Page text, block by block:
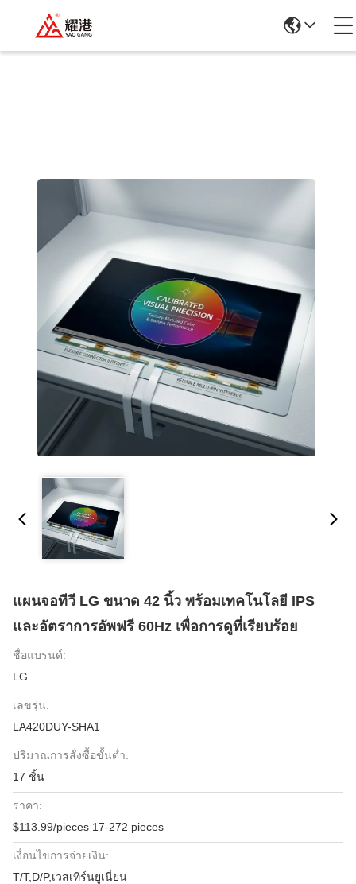
แผนจอทีวี LG ขนาด 42 นิ้ว พร้อมเทคโนโลยี IPS
และอัตราการอัพฟรี 60Hz เพื่อการดูที่เรียบร้อย
ชื่อแบรนด์:
LG
เลขรุ่น:
LA420DUY-SHA1
ปริมาณการสั่งซื้อขั้นต่ำ:
17 ชิ้น
ราคา:
$113.99/pieces 17-272 pieces
เงื่อนไขการจ่ายเงิน:
T/T,D/P,เวสเทิร์นยูเนี่ยน